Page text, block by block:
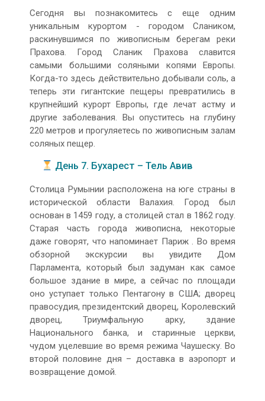
Сегодня вы познакомитесь с еще одним
уникальным курортом - городом Слаником,
раскинувшимся по живописным берегам реки
Прахова. Город Сланик Прахова славится
самыми большими соляными копями Европы.
Когда-то здесь действительно добывали соль, а
теперь эти гигантские пещеры превратились в
крупнейший курорт Европы, где лечат астму и
другие заболевания. Вы опуститесь на глубину
220 метров и прогуляетесь по живописным залам
соляных пещер.
День 7. Бухарест – Тель Авив
Столица Румынии расположена на юге страны в
исторической области Валахия. Город был
основан в 1459 году, а столицей стал в 1862 году.
Старая часть города живописна, некоторые
даже говорят, что напоминает Париж . Во время
обзорной экскурсии вы увидите Дом
Парламента, который был задуман как самое
большое здание в мире, а сейчас по площади
оно уступает только Пентагону в США; дворец
правосудия, президентский дворец, Королевский
дворец, Триумфальную арку, здание
Национального банка, и старинные церкви,
чудом уцелевшие во время режима Чаушеску. Во
второй половине дня – доставка в аэропорт и
возвращение домой.